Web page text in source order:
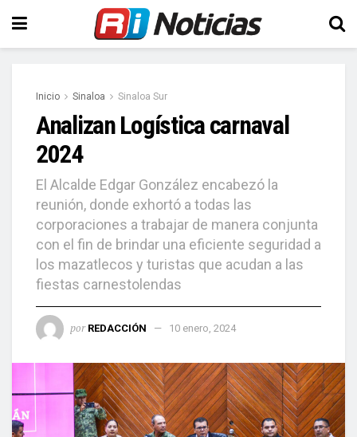
Inicio Sinaloa Sinaloa Sur
Analizan Logística carnaval
2024
El Alcalde Edgar González encabezó la
reunión, donde exhortó a todas las
corporaciones a trabajar de manera conjunta
con el fin de brindar una eficiente seguridad a
los mazatlecos y turistas que acudan a las
fiestas carnestolendas
por REDACCIÓN 10 enero, 2024